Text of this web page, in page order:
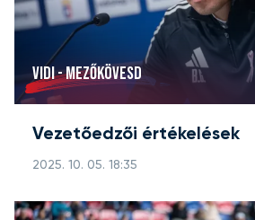
VIDI - MEZŐKÖVESD
Vezetőedzői értékelések
2025. 10. 05. 18:35